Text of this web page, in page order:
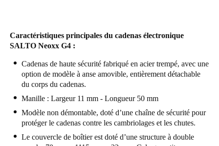
Caractéristiques principales du cadenas électronique
SALTO Neoxx G4 :
Cadenas de haute sécurité fabriqué en acier trempé, avec une
option de modèle à anse amovible, entièrement détachable
du corps du cadenas.
Manille : Largeur 11 mm - Longueur 50 mm
Modèle non démontable, doté d’une chaîne de sécurité pour
protéger le cadenas contre les cambriolages et les chutes.
Le couvercle de boîtier est doté d’une structure à double